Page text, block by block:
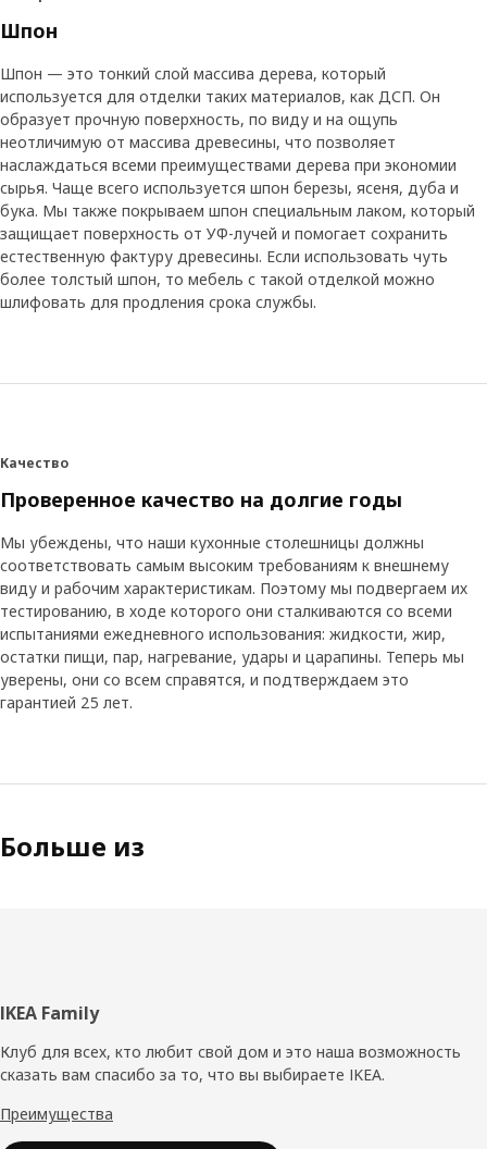
Шпон
Шпон — это тонкий слой массива дерева, который
используется для отделки таких материалов, как ДСП. Он
образует прочную поверхность, по виду и на ощупь
неотличимую от массива древесины, что позволяет
наслаждаться всеми преимуществами дерева при экономии
сырья. Чаще всего используется шпон березы, ясеня, дуба и
бука. Мы также покрываем шпон специальным лаком, который
защищает поверхность от УФ-лучей и помогает сохранить
естественную фактуру древесины. Если использовать чуть
более толстый шпон, то мебель с такой отделкой можно
шлифовать для продления срока службы.
Качество
Проверенное качество на долгие годы
Мы убеждены, что наши кухонные столешницы должны
соответствовать самым высоким требованиям к внешнему
виду и рабочим характеристикам. Поэтому мы подвергаем их
тестированию, в ходе которого они сталкиваются со всеми
испытаниями ежедневного использования: жидкости, жир,
остатки пищи, пар, нагревание, удары и царапины. Теперь мы
уверены, они со всем справятся, и подтверждаем это
гарантией 25 лет.
Больше из
Нижний
колонтитул
IKEA Family
Клуб для всех, кто любит свой дом и это наша возможность
сказать вам спасибо за то, что вы выбираете IKEA.
Преимущества